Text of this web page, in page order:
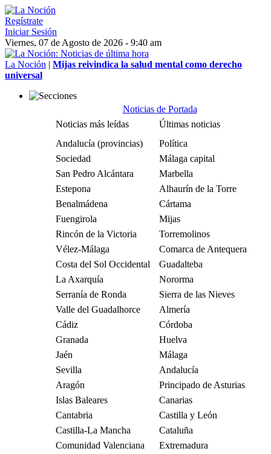
Regístrate
Iniciar Sesión
Viernes, 07 de Agosto de 2026 - 9:40 am
La Noción | Mijas reivindica la salud mental como derecho
universal
Noticias de Portada
Noticias más leídas
Últimas noticias
Andalucía (provincias)
Política
Sociedad
Málaga capital
San Pedro Alcántara
Marbella
Estepona
Alhaurín de la Torre
Benalmádena
Cártama
Fuengirola
Mijas
Rincón de la Victoria
Torremolinos
Vélez-Málaga
Comarca de Antequera
Costa del Sol Occidental
Guadalteba
La Axarquía
Nororma
Serranía de Ronda
Sierra de las Nieves
Valle del Guadalhorce
Almería
Cádiz
Córdoba
Granada
Huelva
Jaén
Málaga
Sevilla
Andalucía
Aragón
Principado de Asturias
Islas Baleares
Canarias
Cantabria
Castilla y León
Castilla-La Mancha
Cataluña
Comunidad Valenciana
Extremadura